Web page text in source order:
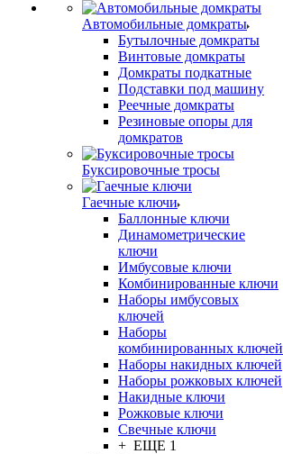
Автомобильные домкраты
Бутылочные домкраты
Винтовые домкраты
Домкраты подкатные
Подставки под машину
Реечные домкраты
Резиновые опоры для
домкратов
Буксировочные тросы
Гаечные ключи
Баллонные ключи
Динамометрические
ключи
Имбусовые ключи
Комбинированные ключи
Наборы имбусовых
ключей
Наборы
комбинированных ключей
Наборы накидных ключей
Наборы рожковых ключей
Накидные ключи
Рожковые ключи
Свечные ключи
+ ЕЩЕ 1